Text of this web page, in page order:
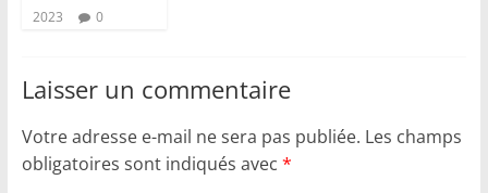
2023
0
Laisser un commentaire
Votre adresse e-mail ne sera pas publiée. Les champs
obligatoires sont indiqués avec *